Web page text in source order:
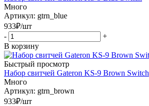
Много
Артикул: gtrn_blue
933₽/шт
-
+
В корзину
Быстрый просмотр
Набор свитчей Gateron KS-9 Brown Switch
Много
Артикул: gtrn_brown
933₽/шт